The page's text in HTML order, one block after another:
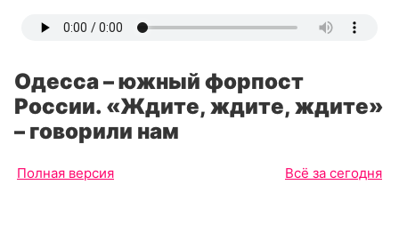
Одесса – южный форпост
России. «Ждите, ждите, ждите»
– говорили нам
Полная версия Всё за сегодня